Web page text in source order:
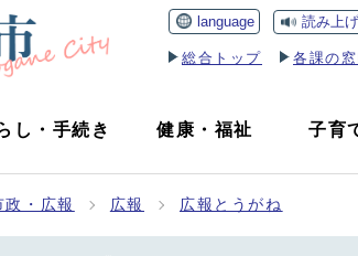
language 読み上げ
総合トップ 各課の窓
し ・ 手続き 健康 ・福祉 子育
政・広報 広報 広報とうがね